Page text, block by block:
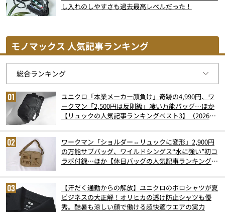
し入れのしやすさも過去最高レベルだった！
モノマックス 人気記事ランキング
ユニクロ「本業メーカー顔負け」奇跡の4,990円、ワ
ークマン「2,500円は反則級」凄い万能バッグ…ほか
【リュックの人気記事ランキングベスト3】（2026年
ワークマン「ショルダー⇔リュックに変形」2,900円
の万能サブバッグ、ワイルドシングス“水に強い”初コ
ラボ付録…ほか【休日バッグの人気記事ランキングベ
【汗だく通勤からの解放】ユニクロのポロシャツが夏
ビジネスの大正解！オリヒカの透け防止シャツも優
秀。酷暑も涼しい顔で働ける超快適ウエアの実力